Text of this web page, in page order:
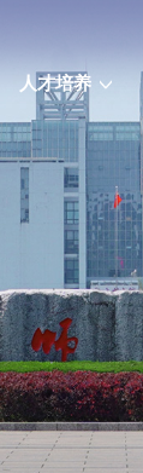
人才培养